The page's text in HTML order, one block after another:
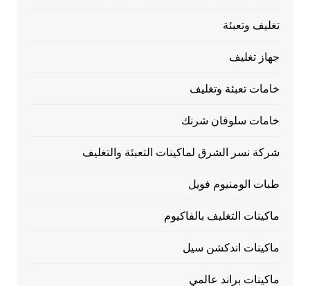
تغليف وتعبئة
جهاز تغليف
خامات تعبئة وتغليف
خامات سلوفان شرنك
شركة نسر الشرق لماكينات التعبئة والتغليف
طبات الومنيوم فويل
ماكينات التغليف بالفاكيوم
ماكينات اندكشن سيل
ماكينات براند عالمي